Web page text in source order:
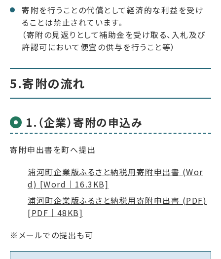
寄附を行うことの代償として経済的な利益を受け
ることは禁止されています。
（寄附の見返りとして補助金を受け取る、入札及び
許認可において便宜の供与を行うこと等）
5.寄附の流れ
1.（企業）寄附の申込み
寄附申出書を町へ提出
浦河町企業版ふるさと納税用寄附申出書 (Wor
d) [Word｜16.3KB]
浦河町企業版ふるさと納税用寄附申出書 (PDF)
[PDF｜48KB]
※メールでの提出も可